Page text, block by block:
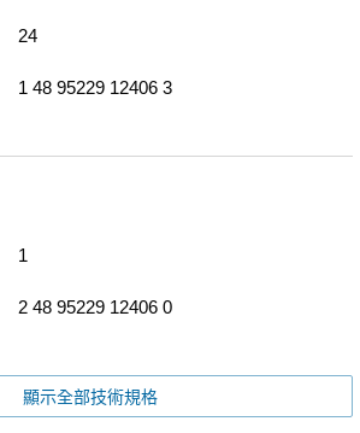
24
1 48 95229 12406 3
1
2 48 95229 12406 0
顯示全部技術規格